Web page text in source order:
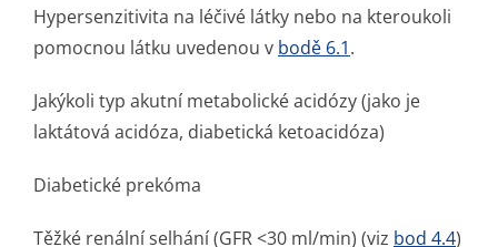
Hypersenzitivita na léčivé látky nebo na kteroukoli
pomocnou látku uvedenou v bodě 6.1.
Jakýkoli typ akutní metabolické acidózy (jako je
laktátová acidóza, diabetická ketoacidóza)
Diabetické prekóma
Těžké renální selhání (GFR <30 ml/min) (viz bod 4.4)